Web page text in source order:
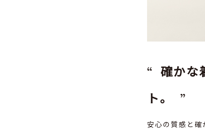
Champion
確かな
ト。
安心の質感と